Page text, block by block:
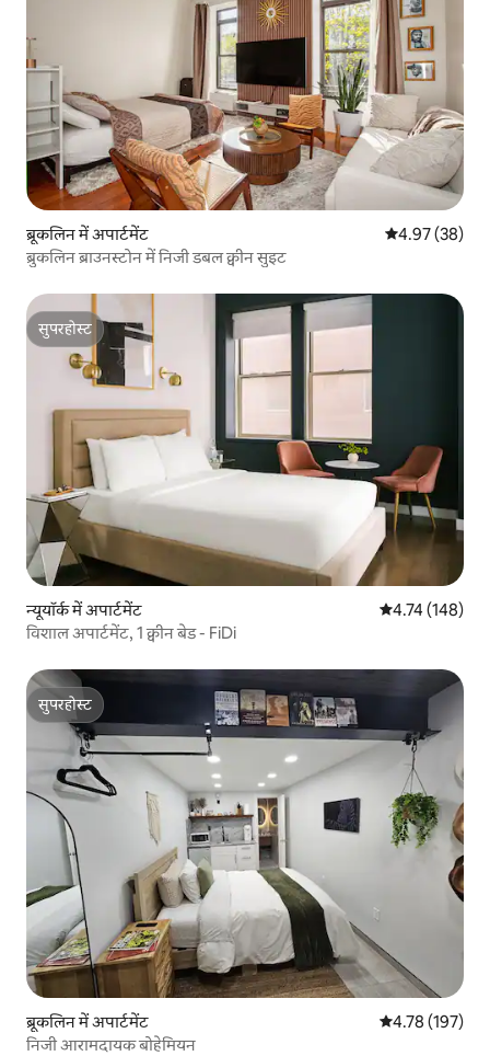
ब्रूकलिन में अपार्टमेंट औसत रेटिंग 5 में
4.97 (38)
ब्रुकलिन ब्राउनस्टोन में निजी डबल क्वीन सुइट
सुपरहोस्ट
सुपरहोस्ट
न्यूयॉर्क में अपार्टमेंट औसत रेटिंग 5 में से
4.74 (148)
विशाल अपार्टमेंट, 1 क्वीन बेड - FiDi
सुपरहोस्ट
सुपरहोस्ट
ब्रूकलिन में अपार्टमेंट औसत रेटिंग 5 में से
4.78 (197)
निजी आरामदायक बोहेमियन